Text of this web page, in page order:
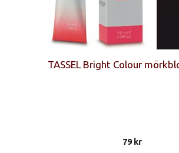
TASSEL Bright Colour
79kr